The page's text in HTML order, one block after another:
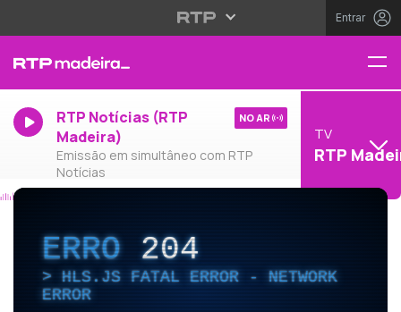
Entrar
RTP Notícias (RTP
Madeira)
Emissão em simultâneo com RTP
Notícias
NO AR
TV
RTP
ERRO204
HLS.JS FATAL ERROR - NETWORK
ERROR